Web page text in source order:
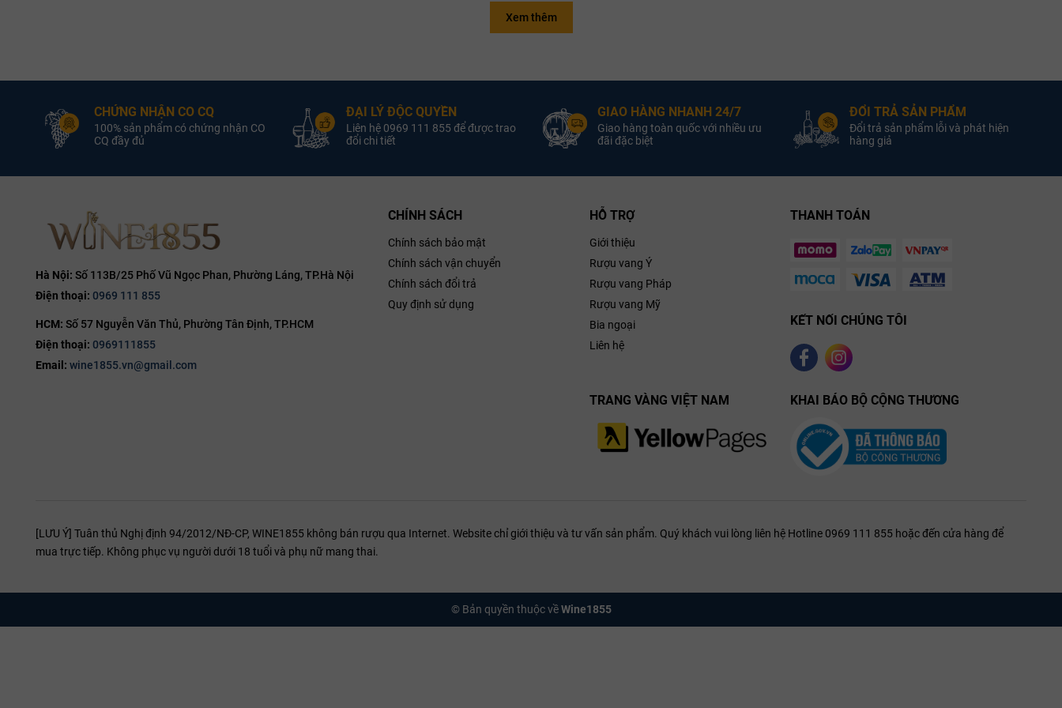
Latour
Giống Nho:
Pinot Noir
14.0% ABV
Latour
Giống Nho:
Pinot Noir
Nồng Độ:
13.5% ABV
Latour
Giống Nho:
Pinot Noir
Nồng Độ:
13.5% ABV
Giống Nho:
Chardonnay
Nồng Độ:
Montrachet Grand Cru
Giống Nho:
Chardonnay
Xem thêm
CHỨNG NHẬN CO CQ
100% sản phẩm có chứng nhận CO
CQ đầy đủ
ĐẠI LÝ ĐỘC QUYỀN
Liên hệ 0969 111 855 để được trao
đổi chi tiết
GIAO HÀNG NHANH 24/7
Giao hàng toàn quốc với nhiều ưu
đãi đặc biệt
ĐỔI TRẢ SẢN PHẨM
Đổi trả sản phẩm lỗi và phát hiện
hàng giả
Hà Nội: Số 113B/25 Phố Vũ Ngọc Phan, Phường Láng, TP.Hà Nội
Điện thoại: 0969 111 855
HCM: Số 57 Nguyễn Văn Thủ, Phường Tân Định, TP.HCM
Điện thoại: 0969111855
Email: wine1855.vn@gmail.com
CHÍNH SÁCH
Chính sách bảo mật
Chính sách vận chuyển
Chính sách đổi trả
Quy định sử dụng
HỖ TRỢ
Giới thiệu
Rượu vang Ý
Rượu vang Pháp
Rượu vang Mỹ
Bia ngoại
Liên hệ
THANH TOÁN
KẾT NỐI CHÚNG TÔI
TRANG VÀNG VIỆT NAM KHAI BÁO BỘ CỘNG THƯƠNG
[LƯU Ý] Tuân thủ Nghị định 94/2012/NĐ-CP, WINE1855 không bán rượu qua Internet. Website chỉ giới thiệu và tư vấn sản phẩm. Quý khách vui lòng liên hệ Hotline 0969 111 855 hoặc đến cửa hàng để
mua trực tiếp. Không phục vụ người dưới 18 tuổi và phụ nữ mang thai.
© Bản quyền thuộc vềWine1855